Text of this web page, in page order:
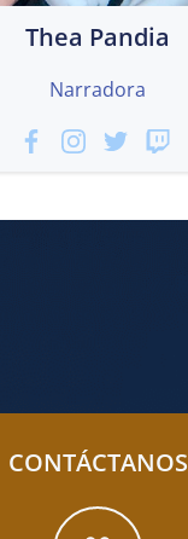
Thea Pandia
Narradora
CONTÁCTANOS